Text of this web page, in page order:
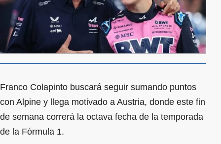
Franco Colapinto buscará seguir sumando puntos
con Alpine y llega motivado a Austria, donde este fin
de semana correrá la octava fecha de la temporada
de la Fórmula 1.